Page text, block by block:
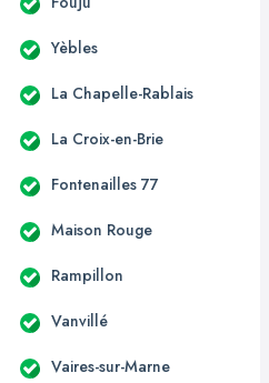
Yèbles
La Chapelle-Rablais
La Croix-en-Brie
Fontenailles 77
Maison Rouge
Rampillon
Vanvillé
Vaires-sur-Marne